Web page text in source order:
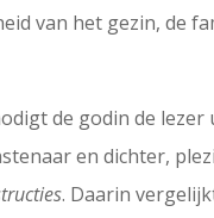
van het gezin, de
de godin de
en dichter,
. Daarin